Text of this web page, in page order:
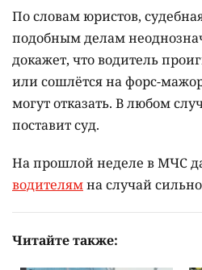
По словам юристов,
подобным делам
докажет, что водитель
или сошлётся на форс-
могут отказать. В любом
поставит суд.
На прошлой неделе в МЧС
водителямна случай
Читайте также: